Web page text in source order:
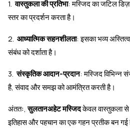
1.वास्तुकला की प्रतिभा: मस्जिद का जटिल
स्तर का प्रदर्शन करता है।
2. आध्यात्मिक सहनशीलता: इसका भव्य
संबंध को दर्शाता है।
3.संस्कृतिक आदान-प्रदान: मस्जिद विभिन्न
है, संवाद और समझ को आमंत्रित करती है।
अंततः,सुलतानअहेट मस्जिदकेवल वास्तुकला से
इतिहास और पहचान का एक गहन प्रतीक बन गई